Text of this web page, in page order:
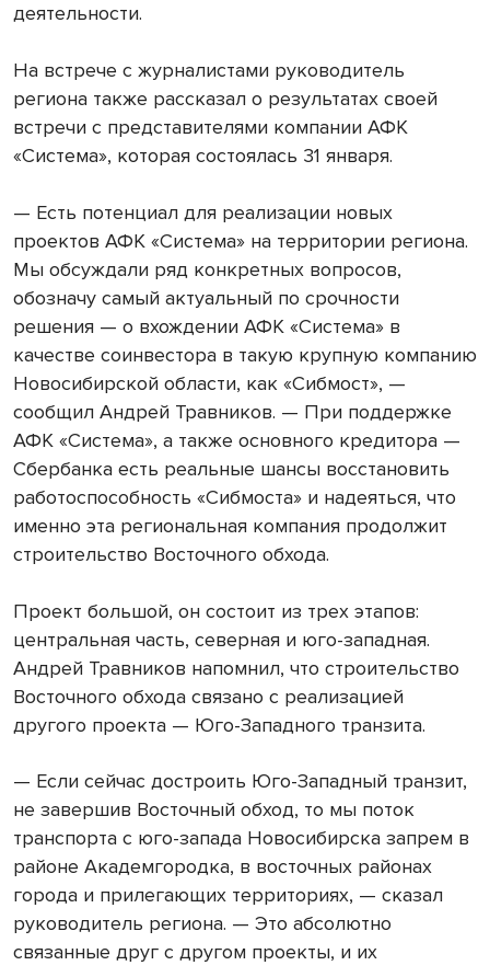
деятельности.
На встрече с журналистами руководитель
региона также рассказал о результатах своей
встречи с представителями компании АФК
«Система», которая состоялась 31 января.
— Есть потенциал для реализации новых
проектов АФК «Система» на территории региона.
Мы обсуждали ряд конкретных вопросов,
обозначу самый актуальный по срочности
решения — о вхождении АФК «Система» в
качестве соинвестора в такую крупную компанию
Новосибирской области, как «Сибмост», —
сообщил Андрей Травников. — При поддержке
АФК «Система», а также основного кредитора —
Сбербанка есть реальные шансы восстановить
работоспособность «Сибмоста» и надеяться, что
именно эта региональная компания продолжит
строительство Восточного обхода.
Проект большой, он состоит из трех этапов:
центральная часть, северная и юго-западная.
Андрей Травников напомнил, что строительство
Восточного обхода связано с реализацией
другого проекта — Юго-Западного транзита.
— Если сейчас достроить Юго-Западный транзит,
не завершив Восточный обход, то мы поток
транспорта с юго-запада Новосибирска запрем в
районе Академгородка, в восточных районах
города и прилегающих территориях, — сказал
руководитель региона. — Это абсолютно
связанные друг с другом проекты, и их